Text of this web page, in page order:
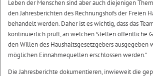
Leben der Menschen sind aber auch diejenigen
den Jahresberichten des Rechnungshofs der Freien
behandelt werden. Daher ist es wichtig, dass das
kontinuierlich prüft, an welchen Stellen öffentliche
den Willen des Haushaltsgesetzgebers ausgegeben
möglichen Einnahmequellen erschlossen werden.“
Die Jahresberichte dokumentieren, inwieweit die